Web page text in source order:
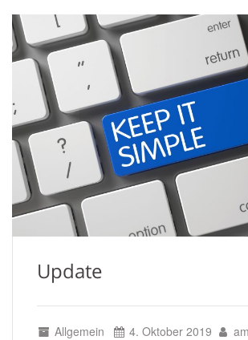
Update
Allgemein 4. Oktober 2019